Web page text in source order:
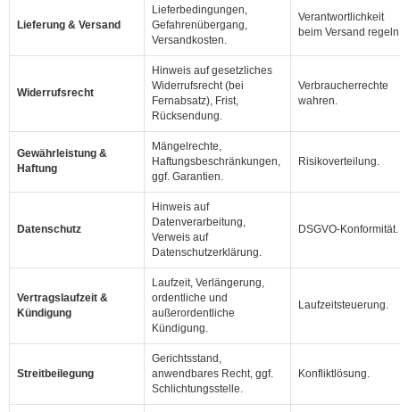
Lieferung & Versand
Lieferbedingungen,
Gefahrenübergang,
Versandkosten.
Verantwortlichkeit
beim Versand
Widerrufsrecht
Hinweis auf gesetzliches
Widerrufsrecht (bei
Fernabsatz), Frist,
Rücksendung.
Verbraucherrechte
wahren.
Gewährleistung &
Haftung
Mängelrechte,
Haftungsbeschränkungen,
ggf. Garantien.
Risikoverteilung.
Datenschutz
Hinweis auf
Datenverarbeitung,
Verweis auf
Datenschutzerklärung.
DSGVO‑Konformität.
Vertragslaufzeit &
Kündigung
Laufzeit, Verlängerung,
ordentliche und
außerordentliche
Kündigung.
Laufzeitsteuerung.
Streitbeilegung
Gerichtsstand,
anwendbares Recht, ggf.
Schlichtungsstelle.
Konfliktlösung.